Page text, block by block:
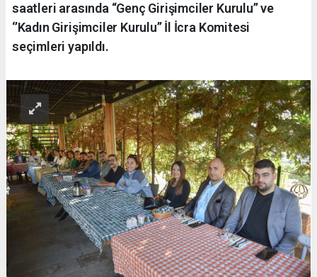
saatleri arasında “Genç Girişimciler Kurulu’’ ve
‘’Kadın Girişimciler Kurulu’’ İl İcra Komitesi
seçimleri yapıldı.